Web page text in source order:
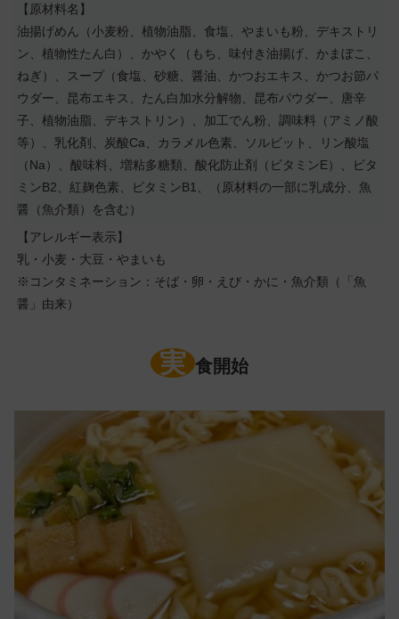
【原材料名】
油揚げめん（小麦粉、植物油脂、食塩、やまいも粉、デキストリ
ン、植物性たん白）、かやく（もち、味付き油揚げ、かまぼこ、
ねぎ）、スープ（食塩、砂糖、醤油、かつおエキス、かつお節パ
ウダー、昆布エキス、たん白加水分解物、昆布パウダー、唐辛
子、植物油脂、デキストリン）、加工でん粉、調味料（アミノ酸
等）、乳化剤、炭酸Ca、カラメル色素、ソルビット、リン酸塩
（Na）、酸味料、増粘多糖類、酸化防止剤（ビタミンE）、ビタ
ミンB2、紅麹色素、ビタミンB1、（原材料の一部に乳成分、魚
醤（魚介類）を含む）
【アレルギー表示】
乳・小麦・大豆・やまいも
※コンタミネーション：そば・卵・えび・かに・魚介類（「魚
醤」由来）
実 食開始